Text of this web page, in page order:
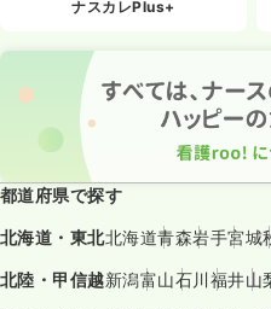
ナスカレPlus+
都道府県で探す
北海道・東北北海道青森岩手宮城
北陸・甲信越新潟富山石川福井山